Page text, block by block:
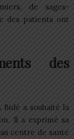
de sages-
des patients ont
des
Bidé a souhaité la
Il a exprimé sa
centre de santé